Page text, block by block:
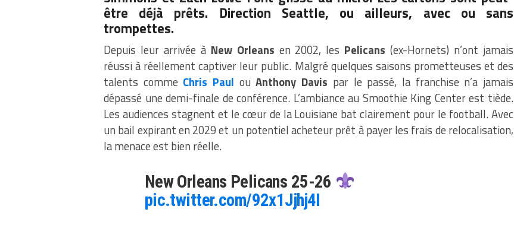
être déjà prêts. Direction Seattle, ou ailleurs, avec ou sans
trompettes.
Depuis leur arrivée à New Orleans en 2002, les Pelicans (ex-Hornets) n’ont jamais
réussi à réellement captiver leur public. Malgré quelques saisons prometteuses et des
talents comme Chris Paul ouAnthony Davis par le passé, la franchise n’a jamais
dépassé une demi-finale de conférence. L’ambiance au Smoothie King Center est tiède.
Les audiences stagnent et le cœur de la Louisiane bat clairement pour le football. Avec
un bail expirant en 2029 et un potentiel acheteur prêt à payer les frais de relocalisation,
la menace est bien réelle.
New Orleans Pelicans 25-26
pic.twitter.com/92x1Jjhj4I